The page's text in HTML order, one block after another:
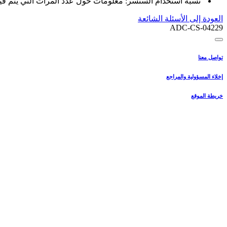
العودة إلى الأسئلة الشائعة
ADC-CS-04229
تواصل معنا
إخلاء المسؤولية والمراجع
خريطة الموقع